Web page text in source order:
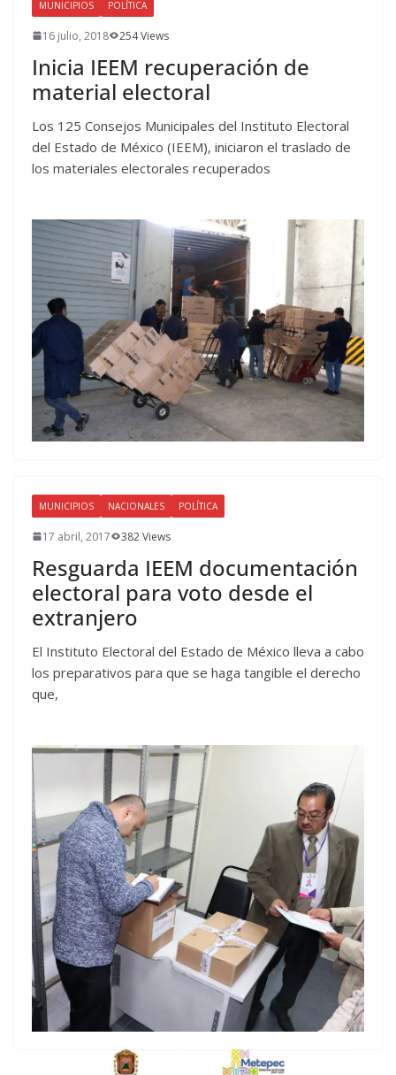
MUNICIPIOS POLÍTICA
16 julio, 2018 254 Views
Inicia IEEM recuperación de
material electoral
Los 125 Consejos Municipales del Instituto Electoral
del Estado de México (IEEM), iniciaron el traslado de
los materiales electorales recuperados
MUNICIPIOS NACIONALES POLÍTICA
17 abril, 2017 382 Views
Resguarda IEEM documentación
electoral para voto desde el
extranjero
El Instituto Electoral del Estado de México lleva a cabo
los preparativos para que se haga tangible el derecho
que,